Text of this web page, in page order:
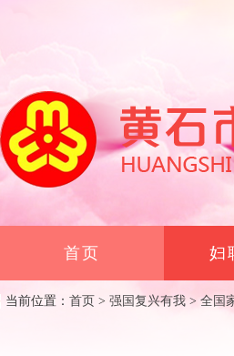
首页 妇
当前位置： 首页 > 强国复兴有我 > 全国